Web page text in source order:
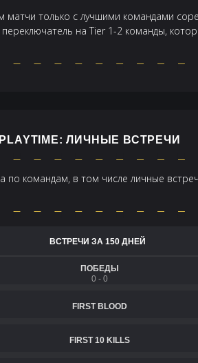
матчи только с лучшими командами
на Tier 1-2 команды,
PLAYTIME: ЛИЧНЫЕ ВСТРЕЧИ
по командам, в том числе личные
ВСТРЕЧИ ЗА 150 ДНЕЙ
ПОБЕДЫ
0 - 0
FIRST BLOOD
FIRST 10 KILLS